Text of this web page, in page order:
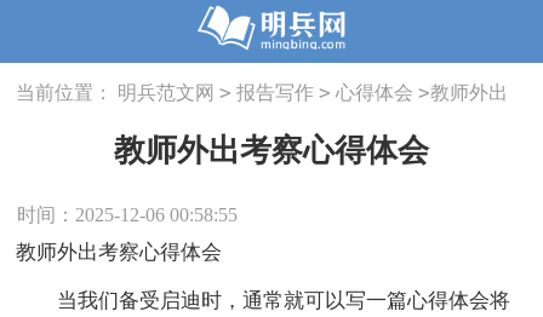
当前位置： 明兵范文网 > 报告写作 > 心得体会 >教师外出
教师外出考察心得体会
时间：2025-12-06 00:58:55
教师外出考察心得体会
当我们备受启迪时，通常就可以写一篇心得体会将